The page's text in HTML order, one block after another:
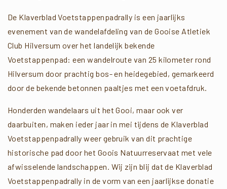
De Klaverblad Voetstappenpadrally is een jaarlijks
evenement van de wandelafdeling van de Gooise Atletiek
Club Hilversum over het landelijk bekende
Voetstappenpad: een wandelroute van 25 kilometer rond
Hilversum door prachtig bos- en heidegebied, gemarkeerd
door de bekende betonnen paaltjes met een voetafdruk.
Honderden wandelaars uit het Gooi, maar ook ver
daarbuiten, maken ieder jaar in mei tijdens de Klaverblad
Voetstappenpadrally weer gebruik van dit prachtige
historische pad door het Goois Natuurreservaat met vele
afwisselende landschappen. Wij zijn blij dat de Klaverblad
Voetstappenpadrally in de vorm van een jaarlijkse donatie